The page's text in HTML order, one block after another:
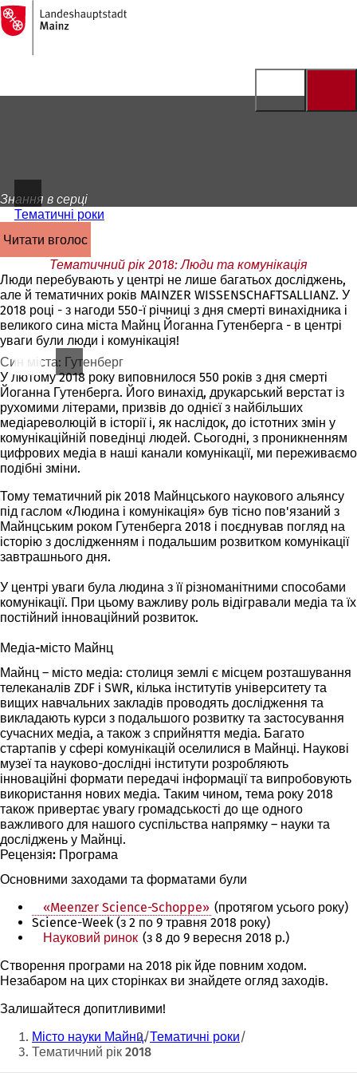
Перейти до змісту
На
головну
сторінку
Знання в серці
Тематичні роки
читати вголос
Тематичний рік 2018: Люди та комунікація
Люди перебувають у центрі не лише багатьох досліджень,
але й тематичних років MAINZER WISSENSCHAFTSALLIANZ. У
2018 році - з нагоди 550-ї річниці з дня смерті винахідника і
великого сина міста Майнц Йоганна Гутенберга - в центрі
уваги були люди і комунікація!
Син міста: Гутенберг
У лютому 2018 року виповнилося 550 років з дня смерті
Йоганна Гутенберга. Його винахід, друкарський верстат із
рухомими літерами, призвів до однієї з найбільших
медіареволюцій в історії і, як наслідок, до істотних змін у
комунікаційній поведінці людей. Сьогодні, з проникненням
цифрових медіа в наші канали комунікації, ми переживаємо
подібні зміни.
Тому тематичний рік 2018 Майнцського наукового альянсу
під гаслом «Людина і комунікація» був тісно пов'язаний з
Майнцським роком Гутенберга 2018 і поєднував погляд на
історію з дослідженням і подальшим розвитком комунікації
завтрашнього дня.
У центрі уваги була людина з її різноманітними способами
комунікації. При цьому важливу роль відігравали медіа та їх
постійний інноваційний розвиток.
Медіа-місто Майнц
Майнц – місто медіа: столиця землі є місцем розташування
телеканалів ZDF і SWR, кілька інститутів університету та
вищих навчальних закладів проводять дослідження та
викладають курси з подальшого розвитку та застосування
сучасних медіа, а також з сприйняття медіа. Багато
стартапів у сфері комунікацій оселилися в Майнці. Наукові
музеї та науково-дослідні інститути розробляють
інноваційні формати передачі інформації та випробовують
використання нових медіа. Таким чином, тема року 2018
також привертає увагу громадськості до ще одного
важливого для нашого суспільства напрямку – науки та
досліджень у Майнці.
Рецензія: Програма
Основними заходами та форматами були
«Meenzer Science-Schoppe» (протягом усього року)
Science-Week (з 2 по 9 травня 2018 року)
Науковий ринок (з 8 до 9 вересня 2018 р.)
Створення програми на 2018 рік йде повним ходом.
Незабаром на цих сторінках ви знайдете огляд заходів.
Залишайтеся допитливими!
Ти
тут:
Місто науки Майнц Тематичні роки
Тематичний рік 2018